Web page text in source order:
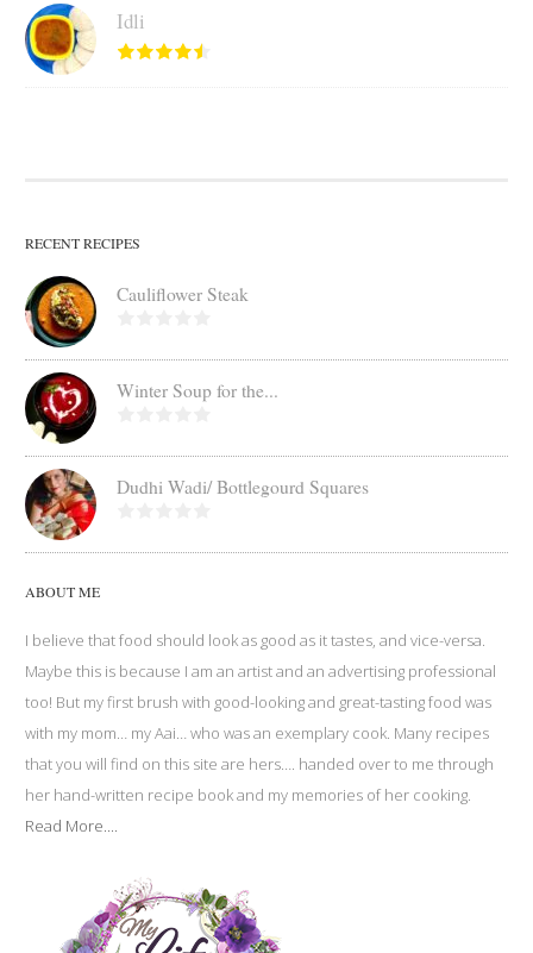
Idli
RECENT RECIPES
Cauliflower Steak
Winter Soup for the...
Dudhi Wadi/ Bottlegourd Squares
ABOUT ME
I believe that food should look as good as it tastes, and vice-versa.
Maybe this is because I am an artist and an advertising professional
too! But my first brush with good-looking and great-tasting food was
with my mom… my Aai… who was an exemplary cook. Many recipes
that you will find on this site are hers…. handed over to me through
her hand-written recipe book and my memories of her cooking.
Read More....